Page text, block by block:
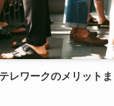
レワークのメリット